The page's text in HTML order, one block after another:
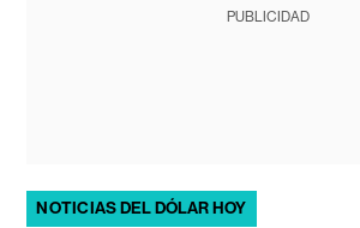
PUBLICIDAD
NOTICIAS DEL DÓLAR HOY